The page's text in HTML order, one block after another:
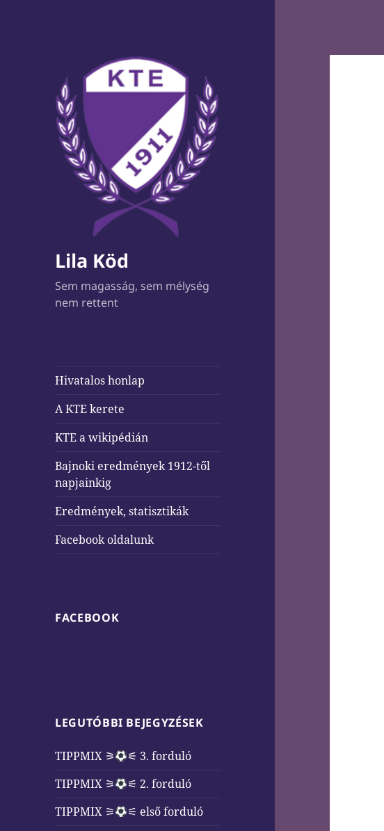
Lila Köd
Sem magasság, sem mélység
nem rettent
Hivatalos honlap
A KTE kerete
KTE a wikipédián
Bajnoki eredmények 1912-től
napjainkig
Eredmények, statisztikák
Facebook oldalunk
FACEBOOK
LEGUTÓBBI BEJEGYZÉSEK
TIPPMIX ⚞
⚟ 3. forduló
TIPPMIX ⚞
⚟ 2. forduló
TIPPMIX ⚞
⚟ első forduló